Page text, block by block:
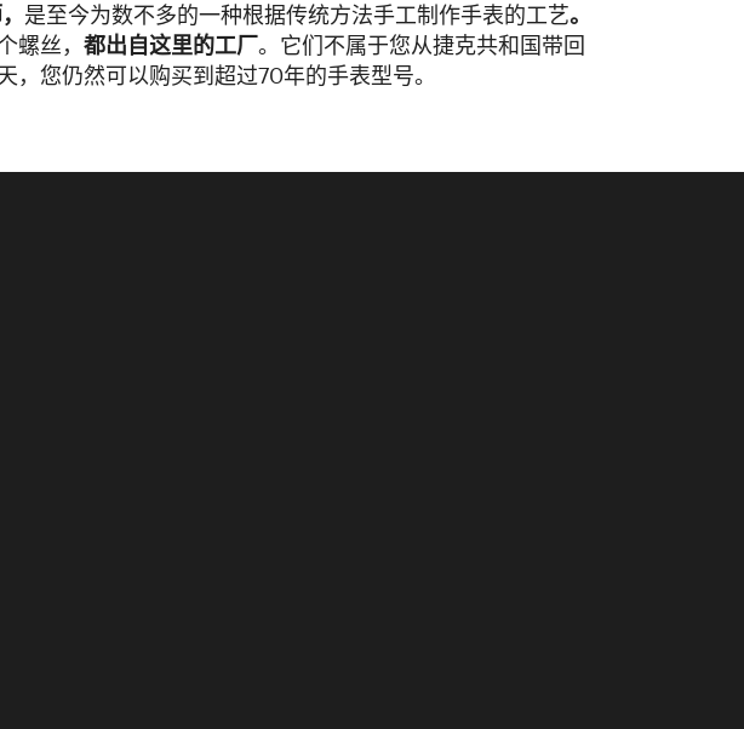
是至今为数不多的一种根据传统方法手工制作手表的工艺。
螺丝， 都出自这里的工厂。它们不属于您从捷克共和国带回
，您仍然可以购买到超过70年的手表型号。